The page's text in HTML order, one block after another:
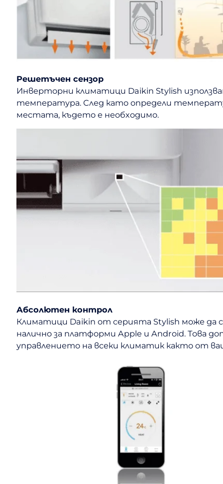
Решетъчен сензор
Инверторни климатици Daikin Stylish
температура. След като определи
местата, където е необходимо.
Абсолютен контрол
Климатици Daikin от серията Stylish може да
налично за платформи Apple и Android. Това
управлението на всеки климатик както от